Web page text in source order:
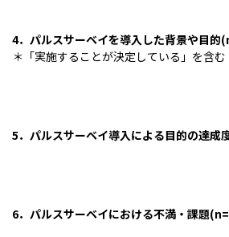
4．パルスサーベイを導入した背景や目的
＊「実施することが決定している」を含む
5．パルスサーベイ導入による目的の達成
6．パルスサーベイにおける不満・課題